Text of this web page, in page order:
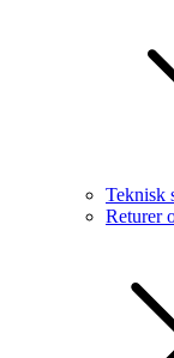
Teknisk
Returer